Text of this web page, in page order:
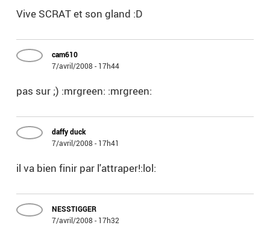
Vive SCRAT et son gland :D
cam610
7/avril/2008 - 17h44
pas sur ;) :mrgreen: :mrgreen:
daffy duck
7/avril/2008 - 17h41
il va bien finir par l'attraper!:lol:
NESSTIGGER
7/avril/2008 - 17h32